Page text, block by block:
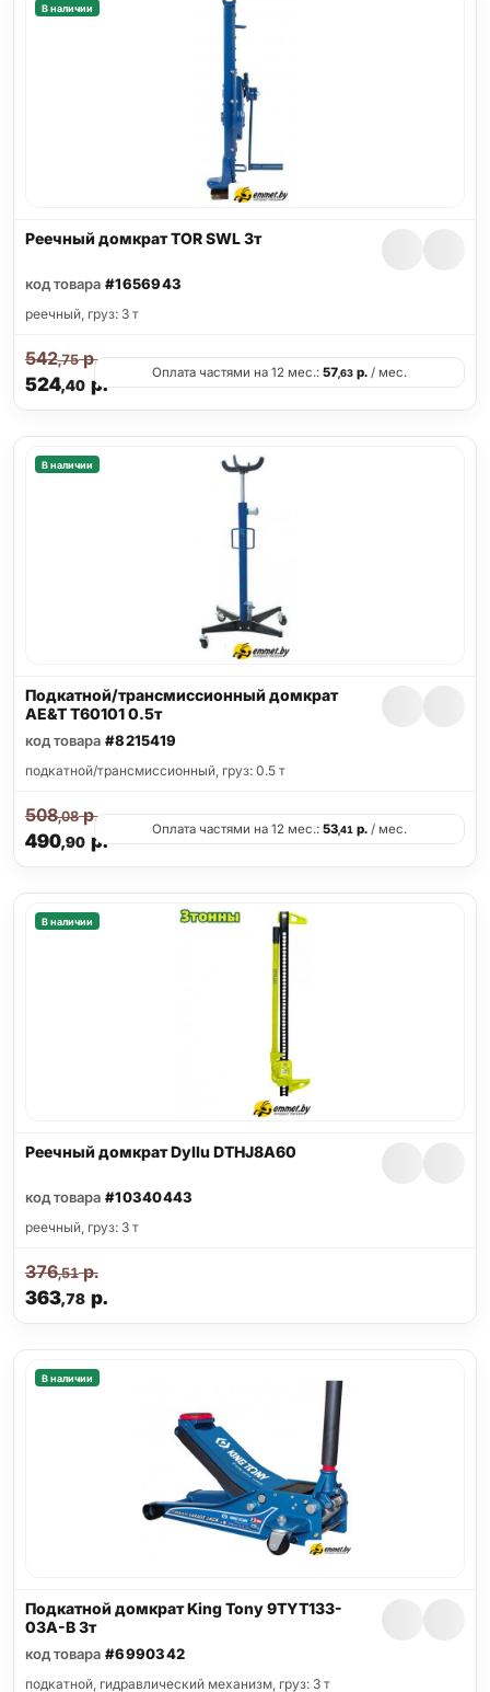
В наличии
Реечный домкрат TOR SWL 3т
код товара #1656943
реечный, груз: 3 т
524,40р.
542,75р.
Оплата частями на 12 мес.: 57,63 р. / мес.
В наличии
Подкатной/трансмиссионный домкрат
AE&T T60101 0.5т
код товара #8215419
подкатной/трансмиссионный, груз: 0.5 т
490,90р.
508,08р.
Оплата частями на 12 мес.: 53,41 р. / мес.
В наличии
Реечный домкрат Dyllu DTHJ8A60
код товара #10340443
реечный, груз: 3 т
363,78р.
376,51р.
В наличии
Подкатной домкрат King Tony 9TYT133-
03A-B 3т
код товара #6990342
подкатной, гидравлический механизм, груз: 3 т